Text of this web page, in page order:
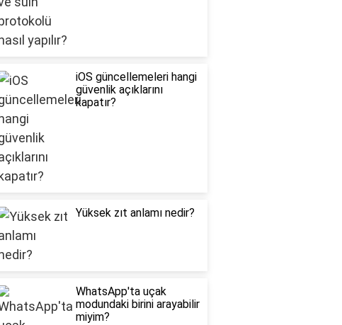
iOS güncellemeleri hangi
güvenlik açıklarını
kapatır?
Yüksek zıt anlamı nedir?
WhatsApp'ta uçak
modundaki birini arayabilir
miyim?